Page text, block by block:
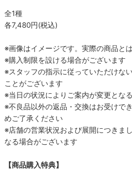
全1種
各7,480円(税込)
※画像はイメージです。実際の商品と
※購入制限を設ける場合がございます
※スタッフの指示に従っていただけな
ことがございます
※当日の状況によりご案内が変更とな
※不良品以外の返品・交換はお受けで
めご了承ください
※店舗の営業状況および展開につきま
なる場合がございます
【商品購入特典】